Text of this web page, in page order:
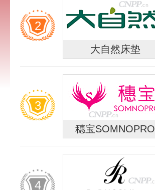
2
大自然床垫
3
穗宝SOMNOPRO
4